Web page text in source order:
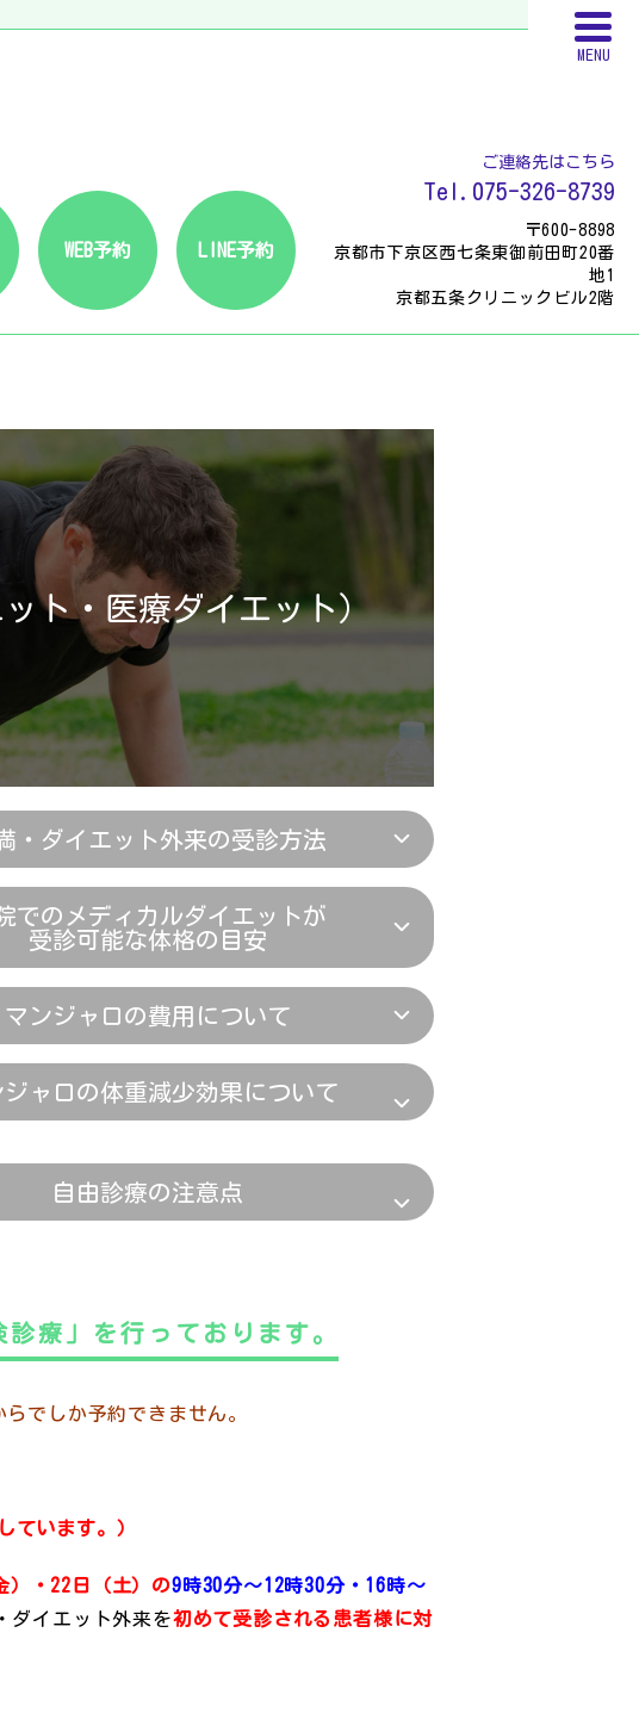
WEB予約 LINE予約
MENU
ご連絡先はこちら
Tel.075-326-8739
〒600-8898
京都市下京区西七条東御前田町20番
地1
京都五条クリニックビル2階
ト・医療ダイエット）
・ダイエット外来の受診方法
でのメディカルダイエットが
受診可能な体格の目安
マンジャロの費用について
ジャロの体重減少効果について
自由診療の注意点
療」を行っております。
でしか予約できません。
ています。）
・22日（土） の9時30分～12時30分・16時～
ダイエット外来を初めて受診される患者様に対